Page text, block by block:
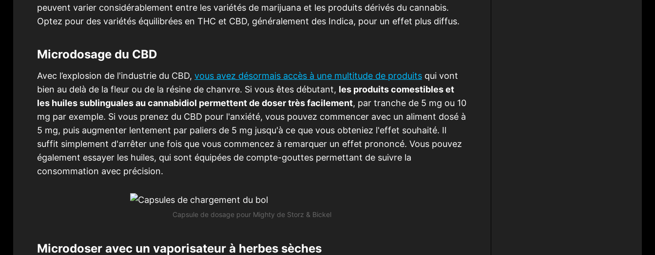
peuvent varier considérablement entre les variétés de marijuana et les produits dérivés du cannabis.
Optez pour des variétés équilibrées en THC et CBD, généralement des Indica, pour un effet plus diffus.
Microdosage du CBD
Avec l’explosion de l'industrie du CBD, vous avez désormais accès à une multitude de produits qui vont
bien au delà de la fleur ou de la résine de chanvre. Si vous êtes débutant, les produits comestibles et
les huiles sublinguales au cannabidiol permettent de doser très facilement, par tranche de 5 mg ou 10
mg par exemple. Si vous prenez du CBD pour l'anxiété, vous pouvez commencer avec un aliment dosé à
5 mg, puis augmenter lentement par paliers de 5 mg jusqu'à ce que vous obteniez l'effet souhaité. Il
suffit simplement d'arrêter une fois que vous commencez à remarquer un effet prononcé. Vous pouvez
également essayer les huiles, qui sont équipées de compte-gouttes permettant de suivre la
consommation avec précision.
Capsule de dosage pour Mighty de Storz & Bickel
Microdoser avec un vaporisateur à herbes sèches